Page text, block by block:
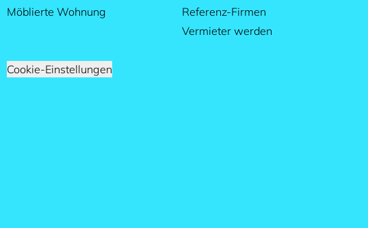
Möblierte Wohnung
Referenz-Firmen
Vermieter werden
Cookie-Einstellungen